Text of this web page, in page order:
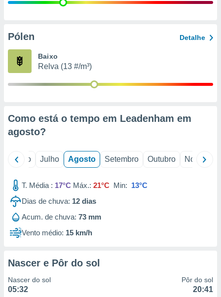
e
de
Pólen Detalhe
Baixo
Relva (13 #/m³)
Como está o tempo em Leadenham em
agosto?
Junho Julho Agosto Setembro Outubro Novembro
T. Média : 17°C Máx.: 21°C Min: 13°C
Dias de chuva: 12 dias
Acum. de chuva: 73 mm
Vento médio: 15 km/h
Nascer e Pôr do sol
Nascer do sol
05:32
Pôr do sol
20:41